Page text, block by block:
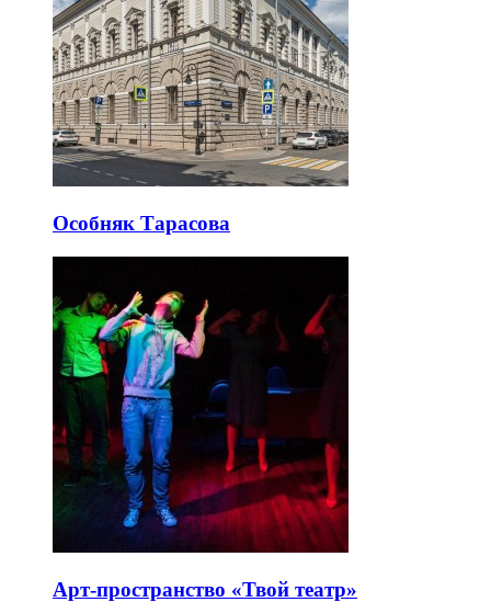
Особняк Тарасова
Арт-пространство «Твой театр»